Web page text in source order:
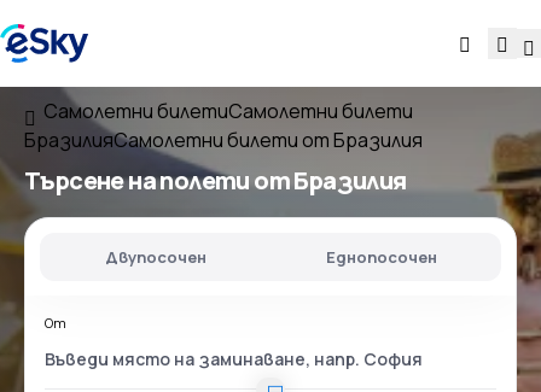
Самолетни билетиСамолетни билети
БразилияСамолетни билети от Бразилия
Търсене на полетиот Бразилия
Двупосочен Еднопосочен
От